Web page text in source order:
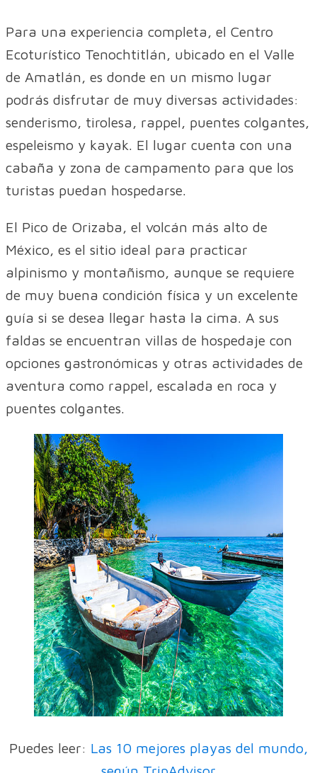
Para una experiencia completa, el Centro
Ecoturístico Tenochtitlán, ubicado en el Valle
de Amatlán, es donde en un mismo lugar
podrás disfrutar de muy diversas actividades:
senderismo, tirolesa, rappel, puentes colgantes,
espeleismo y kayak. El lugar cuenta con una
cabaña y zona de campamento para que los
turistas puedan hospedarse.
El Pico de Orizaba, el volcán más alto de
México, es el sitio ideal para practicar
alpinismo y montañismo, aunque se requiere
de muy buena condición física y un excelente
guía si se desea llegar hasta la cima. A sus
faldas se encuentran villas de hospedaje con
opciones gastronómicas y otras actividades de
aventura como rappel, escalada en roca y
puentes colgantes.
Puedes leer: Las 10 mejores playas del mundo,